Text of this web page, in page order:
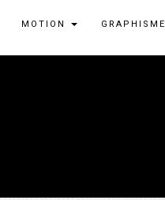
MOTION GRAPHISME